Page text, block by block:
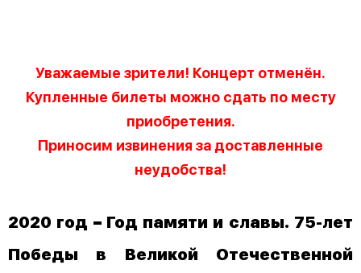
Уважаемые зрители! Концерт отменён.
Купленные билеты можно сдать по месту
приобретения.
Приносим извинения за доставленные
неудобства!
2020 год – Год памяти и славы. 75-лет
Победы в Великой Отечественной